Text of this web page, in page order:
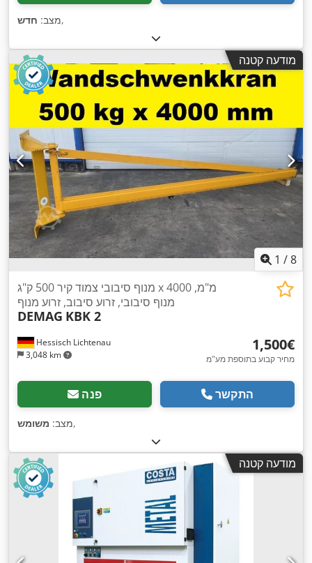
מצב: חדש ,
מודעה קטנה
1 /8
Hessisch Lichtenau
3,048 km
מנוף סיבובי צמוד קיר 500 ק"ג x 4000 מ"מ,
מנוף סיבובי, זרוע סיבוב, זרוע מנוף
DEMAG KBK 2
‏1,500 ‏€
מחיר קבוע בתוספת מע"מ
פנה התקשר
מצב: משומש ,
מודעה קטנה